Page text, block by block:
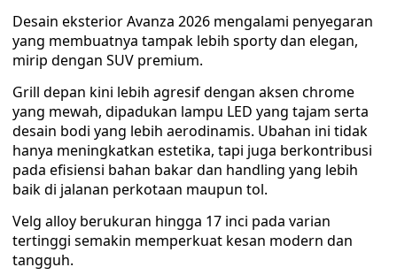
Desain eksterior Avanza 2026 mengalami penyegaran
yang membuatnya tampak lebih sporty dan elegan,
mirip dengan SUV premium.
Grill depan kini lebih agresif dengan aksen chrome
yang mewah, dipadukan lampu LED yang tajam serta
desain bodi yang lebih aerodinamis. Ubahan ini tidak
hanya meningkatkan estetika, tapi juga berkontribusi
pada efisiensi bahan bakar dan handling yang lebih
baik di jalanan perkotaan maupun tol.
Velg alloy berukuran hingga 17 inci pada varian
tertinggi semakin memperkuat kesan modern dan
tangguh.